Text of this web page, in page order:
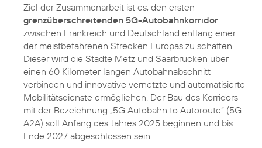
Ziel der Zusammenarbeit ist es, den ersten
grenzüberschreitenden 5G-Autobahnkorridor
zwischen Frankreich und Deutschland entlang einer
der meistbefahrenen Strecken Europas zu schaffen.
Dieser wird die Städte Metz und Saarbrücken über
einen 60 Kilometer langen Autobahnabschnitt
verbinden und innovative vernetzte und automatisierte
Mobilitätsdienste ermöglichen. Der Bau des Korridors
mit der Bezeichnung „5G Autobahn to Autoroute“ (5G
A2A) soll Anfang des Jahres 2025 beginnen und bis
Ende 2027 abgeschlossen sein.